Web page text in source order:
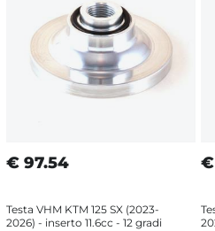
€ 97.54
Testa VHM KTM 125 SX (2023-
2026) - inserto 11.6cc - 12 gradi
€